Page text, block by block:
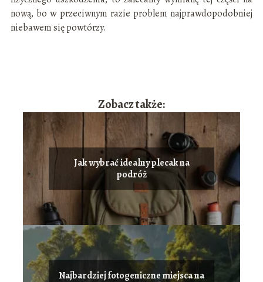
nową, bo w przeciwnym razie problem najprawdopodobniej
niebawem się powtórzy.
Zobacz także:
Jak wybrać idealny plecak na
podróż
Najbardziej fotogeniczne miejsca na